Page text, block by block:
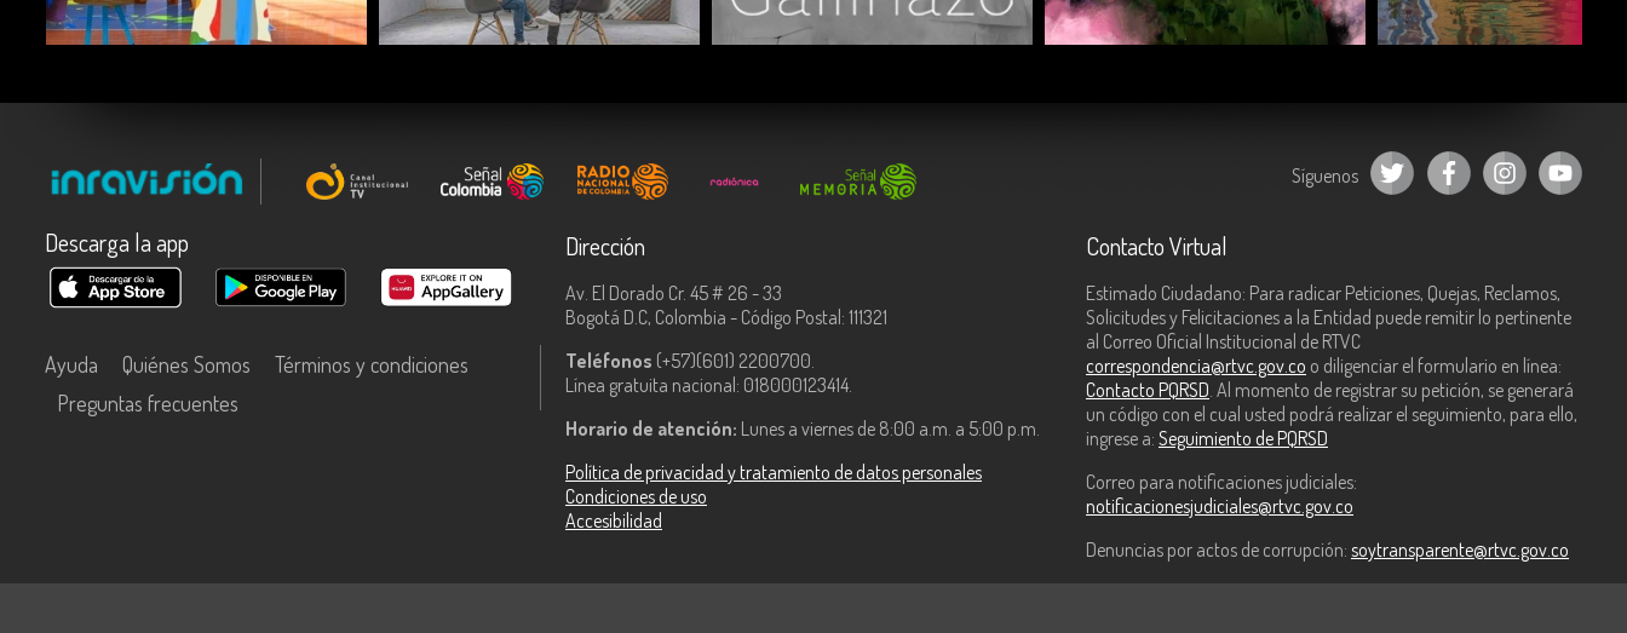
COMPARTIR COMPARTIR COMPARTIR COMPARTIR COMPARTIR
Síguenos
Descarga la app
Ayuda Quiénes Somos
Términos y condiciones
Preguntas frecuentes
Dirección
Av. El Dorado Cr. 45 # 26 - 33
Bogotá D.C, Colombia - Código Postal: 111321
Teléfonos (+57)(601) 2200700.
Línea gratuita nacional: 018000123414.
Horario de atención: Lunes a viernes de 8:00 a.m. a 5:00 p.m.
Política de privacidad y tratamiento de datos personales
Condiciones de uso
Accesibilidad
Contacto Virtual
Estimado Ciudadano: Para radicar Peticiones, Quejas, Reclamos,
Solicitudes y Felicitaciones a la Entidad puede remitir lo pertinente
al Correo Oficial Institucional de RTVC
correspondencia@rtvc.gov.co o diligenciar el formulario en línea:
Contacto PQRSD . Al momento de registrar su petición, se generará
un código con el cual usted podrá realizar el seguimiento, para ello,
ingrese a: Seguimiento de PQRSD
Correo para notificaciones judiciales:
notificacionesjudiciales@rtvc.gov.co
Denuncias por actos de corrupción: soytransparente@rtvc.gov.co